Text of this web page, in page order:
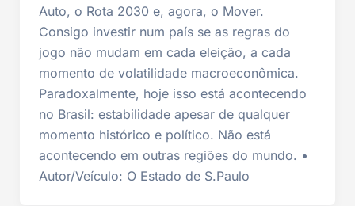
Auto, o Rota 2030 e, agora, o Mover.
Consigo investir num país se as regras do
jogo não mudam em cada eleição, a cada
momento de volatilidade macroeconômica.
Paradoxalmente, hoje isso está acontecendo
no Brasil: estabilidade apesar de qualquer
momento histórico e político. Não está
acontecendo em outras regiões do mundo. •
Autor/Veículo: O Estado de S.Paulo